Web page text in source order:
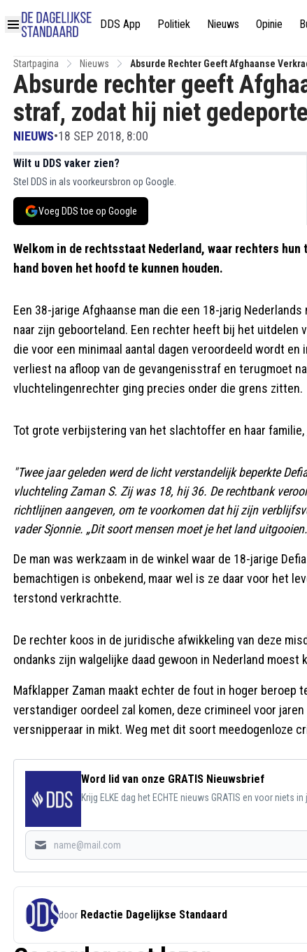
DDS App Politiek Nieuws Opinie
Startpagina Nieuws Absurde Rechter Geeft Afghaanse
Absurde rechter geeft
straf, zodat hij niet
NIEUWS•18 SEP 2018, 8:00
Wilt u DDS vaker zien?
Stel DDS in als voorkeursbron op Google.
Voeg DDS toe op Google
Welkom in de rechtsstaat Nederland, waar rechters
hand boven het hoofd te kunnen houden.
Een 38-jarige Afghaanse man die een 18-jarig
naar zijn geboorteland. Een rechter heeft bij het uitdelen
die voor een minimaal aantal dagen veroordeeld wordt
verliest na afloop van de gevangenisstraf en terugmoet
vluchtelingenrechter ging precies onder die grens zitten.
Tot grote verbijstering van het slachtoffer en haar familie,
"Twee jaar geleden werd de licht verstandelijk beperkte
vluchteling Zaman S. Zij was 18, hij 36. De rechtbank
richtlijnen aangeven, om te voorkomen dat hij zijn
vader Sjonnie. „Dit soort mensen moet je het land
De man was werkzaam in de winkel waar de 18-jarige
bemachtigen is onbekend, maar wel is ze daar voor het
terstond verkrachtte.
De rechter koos in de juridische afwikkeling van deze
ondanks zijn walgelijke daad gewoon in Nederland moest
Mafklapper Zaman maakt echter de fout in hoger beroep
verstandiger oordeel zal komen, deze crimineel voor
versnipperaar in mikt. Weg met dit soort meedogenloze
Word lid van onze GRATIS Nieuwsbrief
Krijg ELKE dag het ECHTE nieuws GRATIS en voor niets
door Redactie Dagelijkse Standaard